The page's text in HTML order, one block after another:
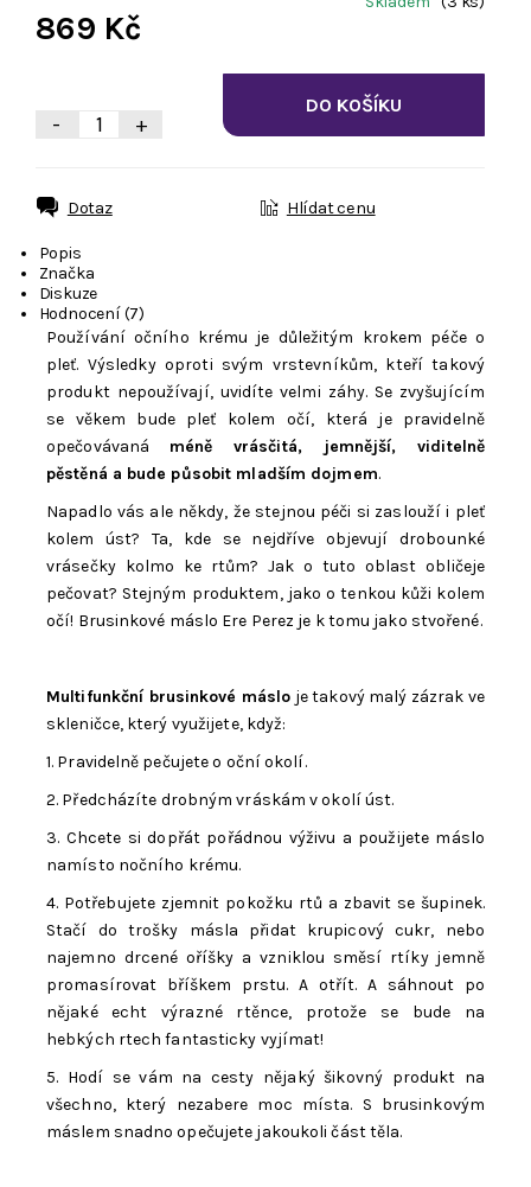
869 Kč
- +
Dotaz Hlídat cenu
Popis
Značka
Diskuze
Hodnocení (7)
Používání očního krému je důležitým krokem péče o
pleť. Výsledky oproti svým vrstevníkům, kteří takový
produkt nepoužívají, uvidíte velmi záhy. Se zvyšujícím
se věkem bude pleť kolem očí, která je pravidelně
opečovávaná méně vrásčitá, jemnější, viditelně
pěstěná a bude působit mladším dojmem.
Napadlo vás ale někdy, že stejnou péči si zaslouží i pleť
kolem úst? Ta, kde se nejdříve objevují drobounké
vrásečky kolmo ke rtům? Jak o tuto oblast obličeje
pečovat? Stejným produktem, jako o tenkou kůži kolem
očí! Brusinkové máslo Ere Perez je k tomu jako stvořené.
Multifunkční brusinkové máslo je takový malý zázrak ve
skleničce, který využijete, když:
1. Pravidelně pečujete o oční okolí.
2. Předcházíte drobným vráskám v okolí úst.
3. Chcete si dopřát pořádnou výživu a použijete máslo
namísto nočního krému.
4. Potřebujete zjemnit pokožku rtů a zbavit se šupinek.
Stačí do trošky másla přidat krupicový cukr, nebo
najemno drcené oříšky a vzniklou směsí rtíky jemně
promasírovat bříškem prstu. A otřít. A sáhnout po
nějaké echt výrazné rtěnce, protože se bude na
hebkých rtech fantasticky vyjímat!
5. Hodí se vám na cesty nějaký šikovný produkt na
všechno, který nezabere moc místa. S brusinkovým
máslem snadno opečujete jakoukoli část těla.